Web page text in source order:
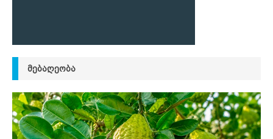
ᲛᲔᲑᲐᲦᲔᲝᲑᲐ